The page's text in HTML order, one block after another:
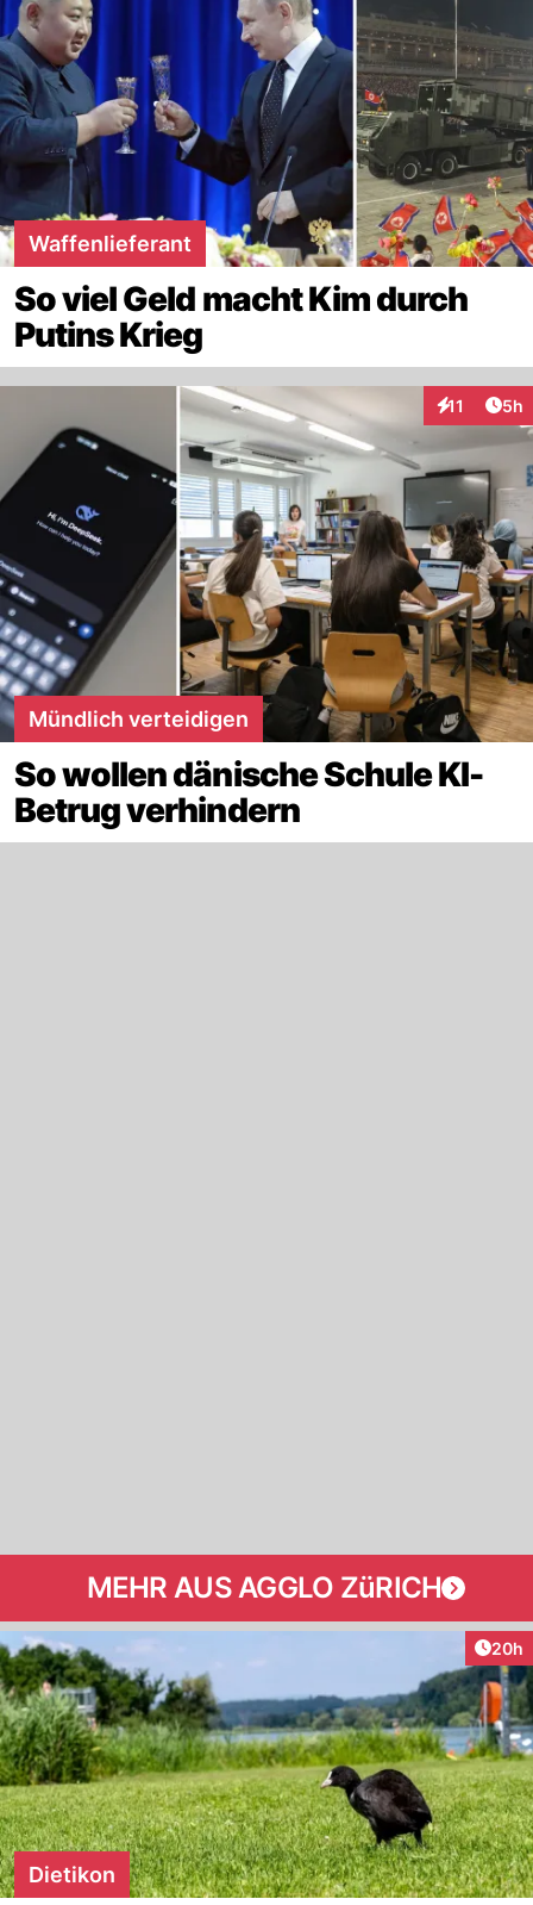
Waffenlieferant
So viel Geld macht Kim durch
Putins Krieg
11 5h
Mündlich verteidigen
So wollen dänische Schule KI-
Betrug verhindern
MEHR AUS AGGLO ZüRICH
20h
Dietikon